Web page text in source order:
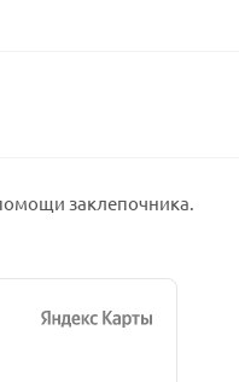
заклепочника.